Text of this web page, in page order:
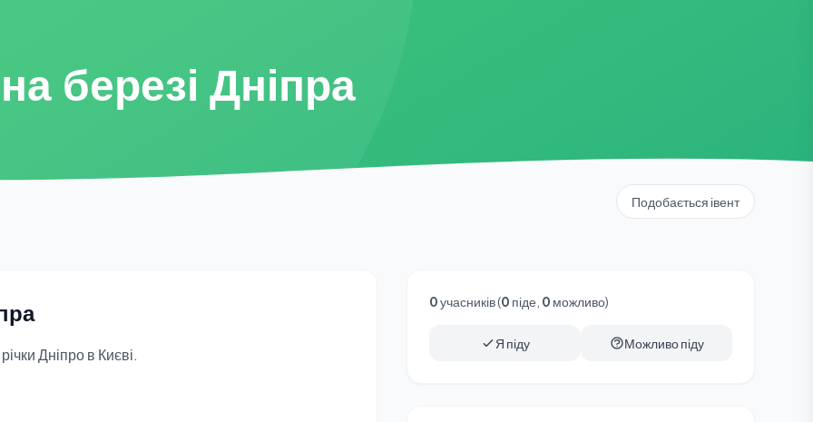
березі Дніпра
Подобається івент
Дніпро в Києві.
0учасників (0 піде, 0 можливо)
Я піду Можливо піду